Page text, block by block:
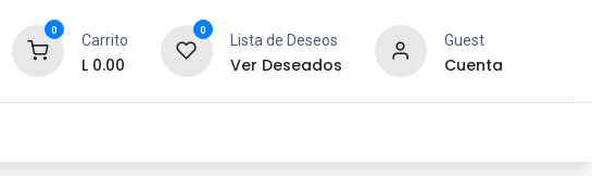
0
Carrito
L 0.00
0
Lista de Deseos
Ver Deseados
Guest
Cuenta